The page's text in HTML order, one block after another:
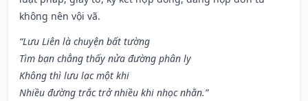
không nên vội vã.
“Lưu Liên là chuyện bất tường
Tìm bạn chẳng thấy nửa đường phân ly
Không thì lưu lạc một khi
Nhiều đường trắc trở nhiều khi nhọc nhằn.”